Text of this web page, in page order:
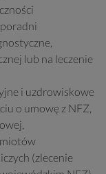
lub na leczenie
i uzdrowiskowe
o umowę z NFZ,
(zlecenie